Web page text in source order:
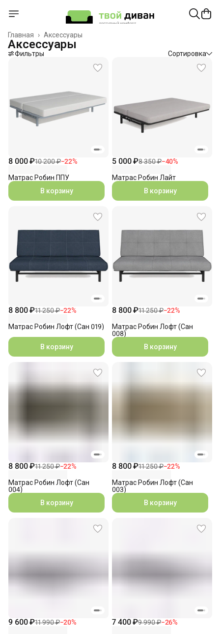
Аксессуары
Главная ›
Аксессуары
Фильтры Сортировка
8 000 ₽10 200 ₽−22%
Матрас Робин ППУ
В корзину
5 000 ₽8 350 ₽−40%
Матрас Робин Лайт
В корзину
8 800 ₽11 250 ₽−22%
Матрас Робин Лофт (Сан 019)
В корзину
8 800 ₽11 250 ₽−22%
Матрас Робин Лофт (Сан
008)
В корзину
8 800 ₽11 250 ₽−22%
Матрас Робин Лофт (Сан
004)
В корзину
8 800 ₽11 250 ₽−22%
Матрас Робин Лофт (Сан
003)
В корзину
9 600 ₽11 990 ₽−20% 7 400 ₽9 990 ₽−26%